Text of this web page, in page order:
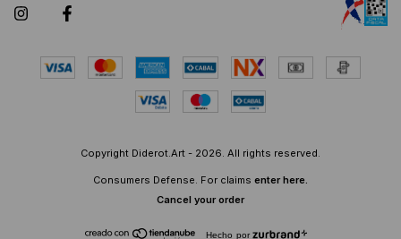
Copyright Diderot.Art - 2026. All rights reserved.
Consumers Defense. For claims enter here.
Cancel your order
Hecho por